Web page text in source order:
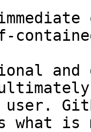
and
user.
what